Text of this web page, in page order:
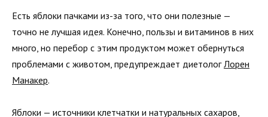
Есть яблоки пачками из-за того, что они полезные —
точно не лучшая идея. Конечно, пользы и витаминов в них
много, но перебор с этим продуктом может обернуться
проблемами с животом, предупреждает диетолог Лорен
Манакер.
Яблоки — источники клетчатки и натуральных сахаров,